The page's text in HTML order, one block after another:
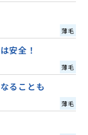
薄毛
安全！
薄毛
ることも
薄毛